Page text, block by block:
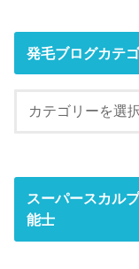
発毛ブログカテ
スーパースカル
能士